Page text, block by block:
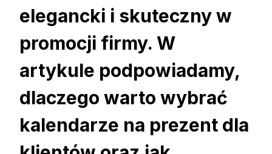
elegancki i skuteczny w
promocji firmy. W
artykule podpowiadamy,
dlaczego warto wybrać
kalendarze na prezent dla